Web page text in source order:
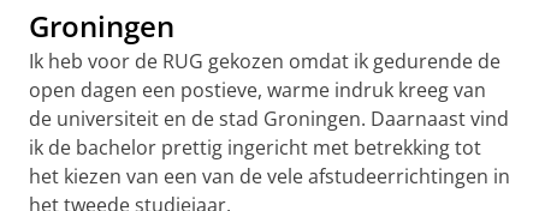
Groningen
Ik heb voor de RUG gekozen omdat ik gedurende de
open dagen een postieve, warme indruk kreeg van
de universiteit en de stad Groningen. Daarnaast vind
ik de bachelor prettig ingericht met betrekking tot
het kiezen van een van de vele afstudeerrichtingen in
het tweede studiejaar.